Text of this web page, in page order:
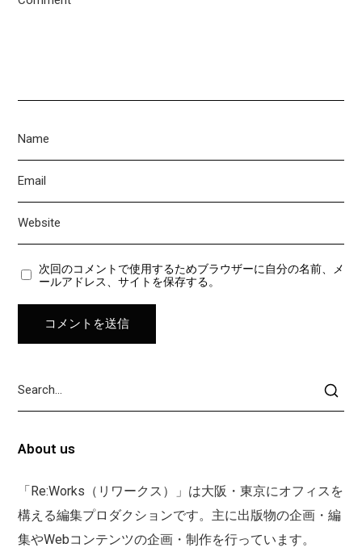
次回のコメントで使用するためブラウザーに自分の名前、メ
ールアドレス、サイトを保存する。
About us
「Re:Works（リワークス）」は大阪・東京にオフィスを
構える編集プロダクションです。主に出版物の企画・編
集やWebコンテンツの企画・制作を行っています。